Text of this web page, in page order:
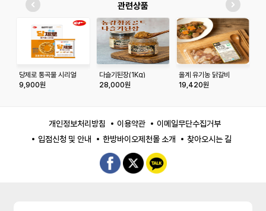
관련상품
당제로 통곡물 시리얼
300g(30g x 10봉)
9,900원
다슬기된장(1Kg)
28,000원
올계 유기농 닭갈비
400g
19,420원
개인정보처리방침 이용약관
이메일무단수집거부
입점신청 및 안내
한방바이오제천몰 소개 찾아오시는 길